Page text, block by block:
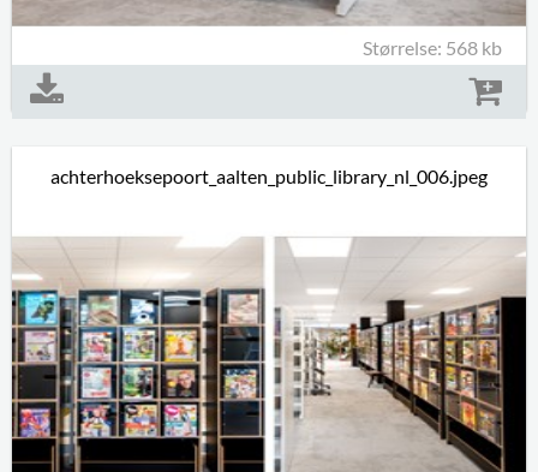
Størrelse: 568 kb
achterhoeksepoort_aalten_public_library_nl_006.jpeg